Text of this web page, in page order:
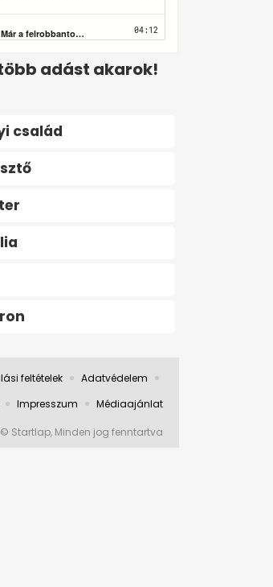
adást akarok!
család
feltételek
Adatvédelem
Impresszum Médiaajánlat
Startlap, Minden jog fenntartva